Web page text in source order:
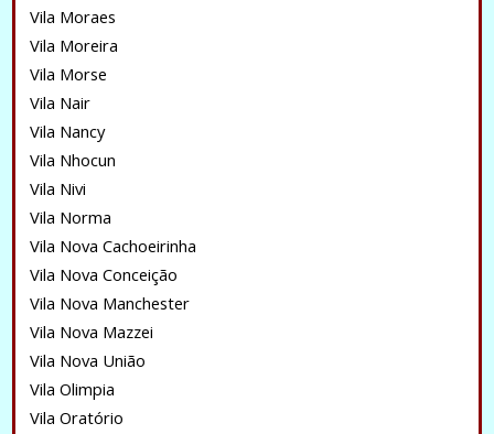
Vila Moraes
Vila Moreira
Vila Morse
Vila Nair
Vila Nancy
Vila Nhocun
Vila Nivi
Vila Norma
Vila Nova Cachoeirinha
Vila Nova Conceição
Vila Nova Manchester
Vila Nova Mazzei
Vila Nova União
Vila Olimpia
Vila Oratório